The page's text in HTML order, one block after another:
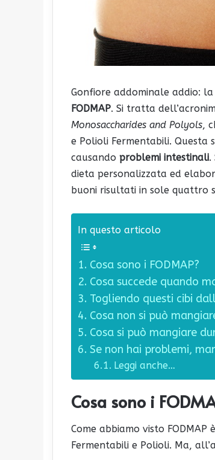
Gonfiore addominale addio:
FODMAP. Si tratta
Monosaccharides and Polyols,
e Polioli Fermentabili. Questa
causando problemi intestinali.
dieta personalizzata ed
buoni risultati in sole quattro
In questo articolo
Cosa sono i FODMAP?
Cosa succede quando
Togliendo questi cibi
Cosa non si può
Cosa si può mangiare
Se non hai problemi,
Leggi anche…
Cosa sono i
Come abbiamo visto FODMAP
Fermentabili e Polioli. Ma,